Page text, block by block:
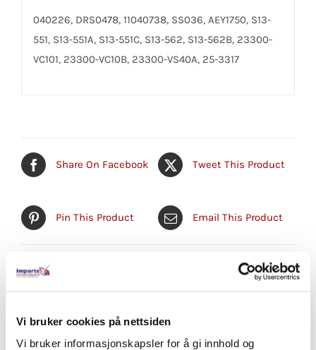
Vi bruker cookies på nettsiden
Vi bruker informasjonskapsler for å gi innhold og
040226, DRS0478, 11040738, SS036, AEY1750, S13-
551, S13-551A, S13-551C, S13-562, S13-562B, 23300-
VC101, 23300-VC10B, 23300-VS40A, 25-3317
Share On Facebook Tweet This Product
Pin This Product Email This Product
Relaterte produkter